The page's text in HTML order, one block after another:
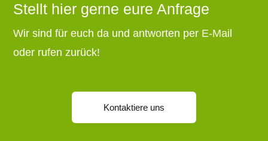
Stellt hier gerne eure Anfrage
Wir sind für euch da und antworten per E-Mail
oder rufen zurück!
Kontaktiere uns